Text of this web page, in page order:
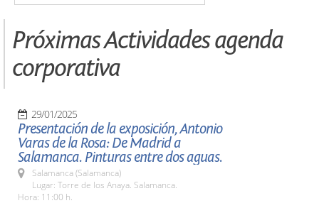
Próximas Actividades agenda
corporativa
29/01/2025
Presentación de la exposición, Antonio
Varas de la Rosa: De Madrid a
Salamanca. Pinturas entre dos aguas.
Salamanca (Salamanca)
Lugar: Torre de los Anaya. Salamanca.
Hora: 11:00 h.